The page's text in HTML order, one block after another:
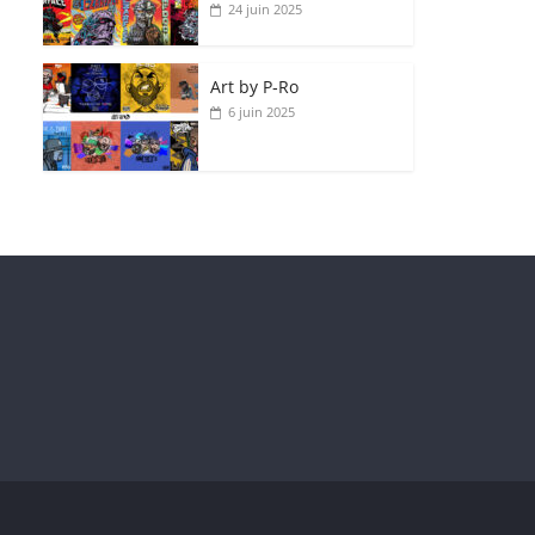
24 juin 2025
Art by P‑Ro
6 juin 2025